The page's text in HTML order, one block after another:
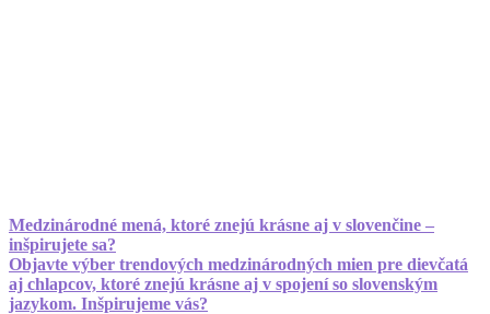
Medzinárodné mená, ktoré znejú krásne aj v slovenčine –
inšpirujete sa?
Objavte výber trendových medzinárodných mien pre dievčatá
aj chlapcov, ktoré znejú krásne aj v spojení so slovenským
jazykom. Inšpirujeme vás?